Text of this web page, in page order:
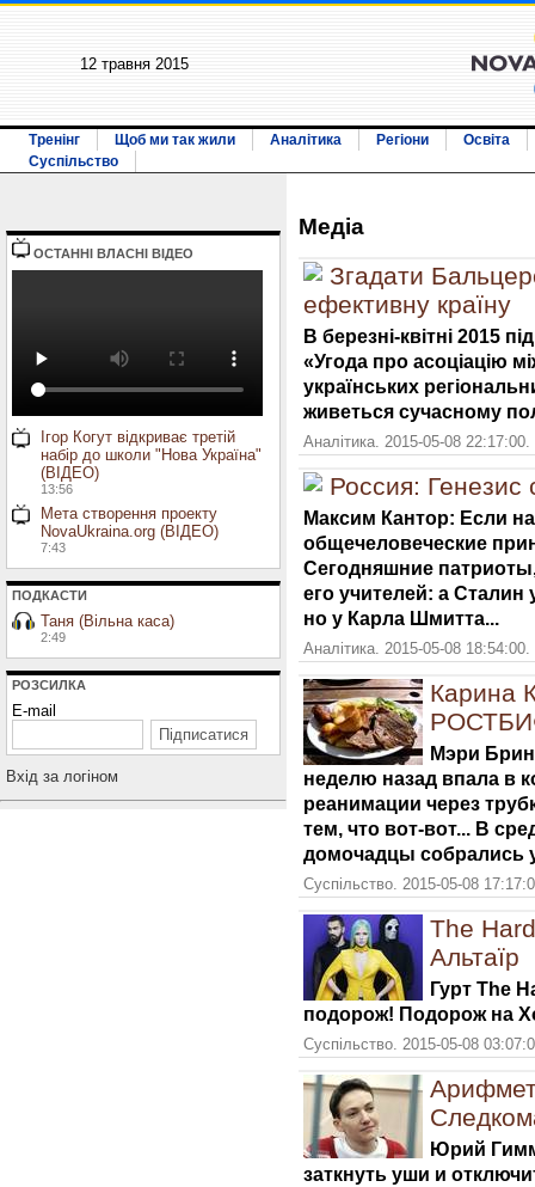
12 травня 2015
Тренінг Щоб ми так жили Аналітика Регіони
Освіта
Суспільство
ОСТАННI ВЛАСНI ВIДЕО
Ігор Когут відкриває третій
набір до школи "Нова Україна"
(ВІДЕО)
13:56
Мета створення проекту
NovaUkraina.org (ВІДЕО)
7:43
ПОДКАСТИ
Таня (Вільна каса)
2:49
РОЗСИЛКА
E-mail
Вхiд за логiном
Медiа
Згадати
ефективну країну
В березні-квітні 2015
«Угода про асоціацію
українських
живеться сучасному
Аналітика. 2015-05-08
Россия:
Максим Кантор: Если
общечеловеческие
Сегодняшние
его учителей: а
но у Карла Шмитта...
Аналітика. 2015-05-08
Карина
Мэри
неделю назад впала в
реанимации через
тем, что вот-вот... В
домочадцы собрались
Суспільство. 2015-05-08
The
Альтаїр
Гурт The
подорож! Подорож на
Суспільство. 2015-05-08
Юрий
заткнуть уши и